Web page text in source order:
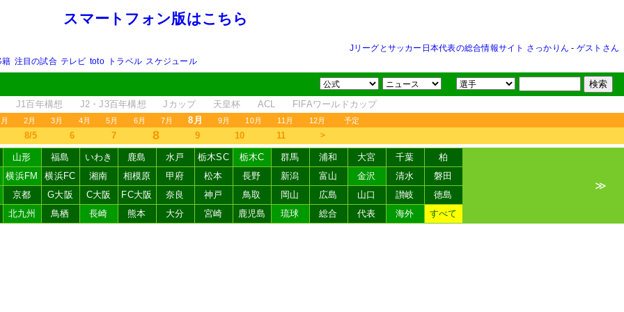
スマートフォン版はこちら
Jリーグとサッカー日本代表の総合情報サイト さっかりん - ゲストさん
籍 注目の試合 テレビ toto トラベル スケジュール
J1百年構想 J2・J3百年構想 Jカップ 天皇杯 ACL FIFAワールドカップ
2月 3月 4月 5月 6月 7月 8月 9月 10月 11月 12月 予定
8/5 6 7 8 9 10 11 ＞
山形 福島 いわき 鹿島 水戸 栃木SC 栃木C 群馬 浦和 大宮 千葉
柏
横浜FM
横浜FC 湘南 相模原 甲府 松本 長野 新潟 富山 金沢 清水
磐田
京都
G大阪 C大阪 FC大阪 奈良 神戸 鳥取 岡山 広島 山口 讃岐
徳島
北九州
鳥栖 長崎 熊本 大分 宮崎 鹿児島 琉球 総合 代表 海外 すべて
≫